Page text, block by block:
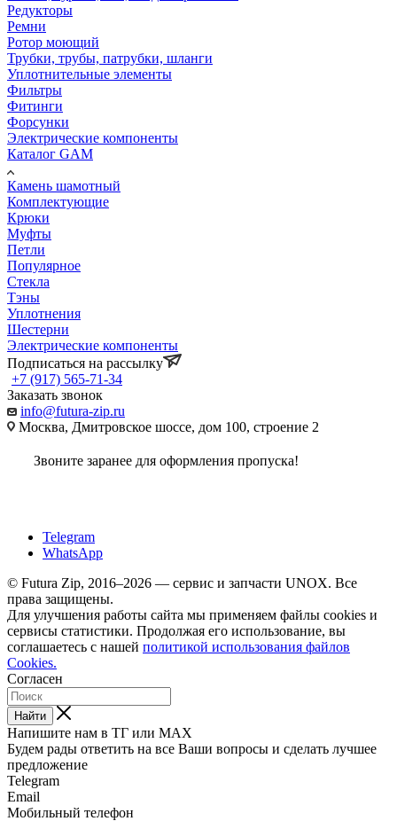
Редукторы
Ремни
Ротор моющий
Трубки, трубы, патрубки, шланги
Уплотнительные элементы
Фильтры
Фитинги
Форсунки
Электрические компоненты
Каталог GAM
Камень шамотный
Комплектующие
Крюки
Муфты
Петли
Популярное
Стекла
Тэны
Уплотнения
Шестерни
Электрические компоненты
Подписаться на рассылку
+7 (917) 565-71-34
Заказать звонок
info@futura-zip.ru
Москва, Дмитровское шоссе, дом 100, строение 2
Звоните заранее для оформления пропуска!
Telegram
WhatsApp
© Futura Zip, 2016–2026 — сервис и запчасти UNOX. Все
права защищены.
Для улучшения работы сайта мы применяем файлы cookies и
сервисы статистики. Продолжая его использование, вы
соглашаетесь с нашей политикой использования файлов
Cookies.
Согласен
Найти
Напишите нам в ТГ или MAX
Будем рады ответить на все Ваши вопросы и сделать лучшее
предложение
Telegram
Email
Мобильный телефон